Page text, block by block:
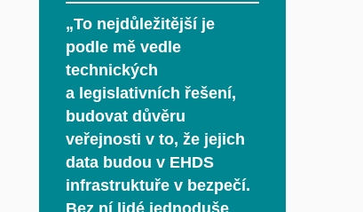
„To nejdůležitější je
podle mě vedle
technických
a legislativních řešení,
budovat důvěru
veřejnosti v to, že jejich
data budou v EHDS
infrastruktuře v bezpečí.